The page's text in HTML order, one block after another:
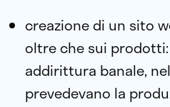
creazione di un sito
oltre che sui
addirittura banale,
prevedevano la